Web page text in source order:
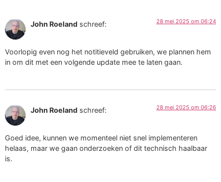
John Roeland schreef: 28 mei 2025 om 06:24
Voorlopig even nog het notitieveld gebruiken, we plannen hem
in om dit met een volgende update mee te laten gaan.
John Roeland schreef: 28 mei 2025 om 06:26
Goed idee, kunnen we momenteel niet snel implementeren
helaas, maar we gaan onderzoeken of dit technisch haalbaar
is.